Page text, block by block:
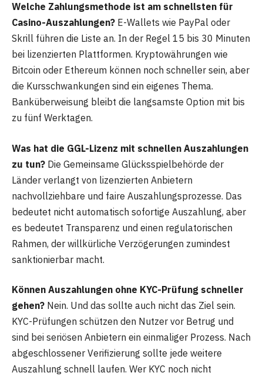
Welche Zahlungsmethode ist am schnellsten für
Casino-Auszahlungen? E-Wallets wie PayPal oder
Skrill führen die Liste an. In der Regel 15 bis 30 Minuten
bei lizenzierten Plattformen. Kryptowährungen wie
Bitcoin oder Ethereum können noch schneller sein, aber
die Kursschwankungen sind ein eigenes Thema.
Banküberweisung bleibt die langsamste Option mit bis
zu fünf Werktagen.
Was hat die GGL-Lizenz mit schnellen Auszahlungen
zu tun? Die Gemeinsame Glücksspielbehörde der
Länder verlangt von lizenzierten Anbietern
nachvollziehbare und faire Auszahlungsprozesse. Das
bedeutet nicht automatisch sofortige Auszahlung, aber
es bedeutet Transparenz und einen regulatorischen
Rahmen, der willkürliche Verzögerungen zumindest
sanktionierbar macht.
Können Auszahlungen ohne KYC-Prüfung schneller
gehen? Nein. Und das sollte auch nicht das Ziel sein.
KYC-Prüfungen schützen den Nutzer vor Betrug und
sind bei seriösen Anbietern ein einmaliger Prozess. Nach
abgeschlossener Verifizierung sollte jede weitere
Auszahlung schnell laufen. Wer KYC noch nicht